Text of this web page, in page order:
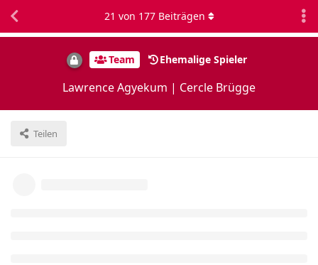
Team Ehemalige Spieler
Lawrence Agyekum | Cercle Brügge
Teilen
21 von 177Beiträgen